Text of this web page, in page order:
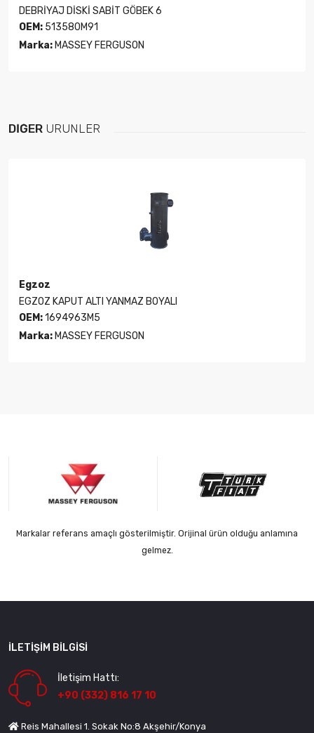
DEBRİYAJ DİSKİ SABİT GÖBEK 6
OEM: 513580M91
Marka: MASSEY FERGUSON
DIĞER ÜRÜNLER
Egzoz
EGZOZ KAPUT ALTI YANMAZ BOYALI
OEM:1694963M5
Marka: MASSEY FERGUSON
Markalar referans amaçlı gösterilmiştir. Orijinal ürün olduğu anlamına
gelmez.
İLETIŞIM BILGISI
İletişim Hattı:
+90 (332) 816 17 10
Reis Mahallesi 1. Sokak No:8 Akşehir/Konya